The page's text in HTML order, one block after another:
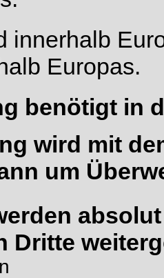
innerhalb
Europas.
benötigt in
wird mit
um
Dritte